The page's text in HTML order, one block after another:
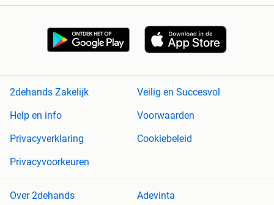
2dehands Zakelijk
Veilig en Succesvol
Help en info
Voorwaarden
Privacyverklaring
Cookiebeleid
Privacyvoorkeuren
Over 2dehands
Adevinta